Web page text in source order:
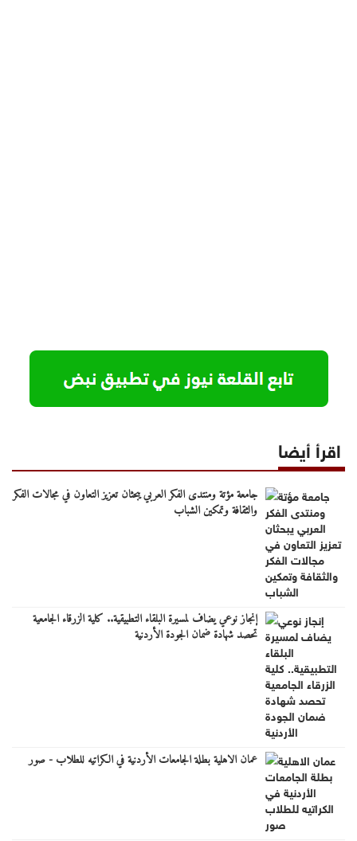
اقرأ أيضا
جامعة مؤتة ومنتدى الفكر العربي يبحثان تعزيز التعاون في مجالات الفكر
والثقافة وتمكين الشباب
إنجاز نوعي يضاف لمسيرة البلقاء التطبيقية.. كلية الزرقاء الجامعية
تحصد شهادة ضمان الجودة الأردنية
عمان الاهلية بطلة الجامعات الأردنية في الكراتيه للطلاب - صور